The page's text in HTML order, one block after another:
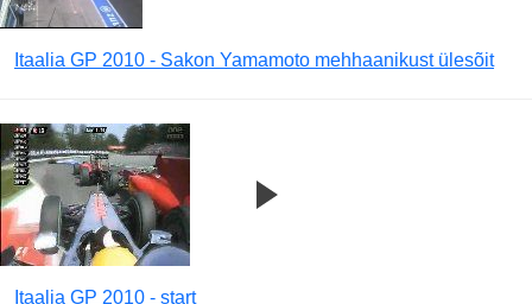
Itaalia GP 2010 - Sakon Yamamoto mehhaanikust ülesõit
Itaalia GP 2010 - start